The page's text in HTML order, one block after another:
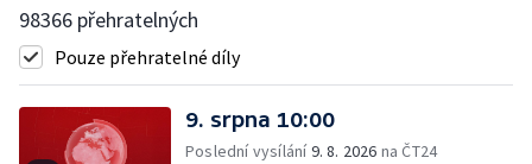
98366 přehratelných
Pouze přehratelné díly
9. srpna 10:00
Poslední vysílání9. 8. 2026 na ČT24